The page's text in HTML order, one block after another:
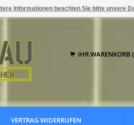
IHR WARENKORB
VERTRAG WIDERRUFEN
Informationen beachten Sie bitte unsere